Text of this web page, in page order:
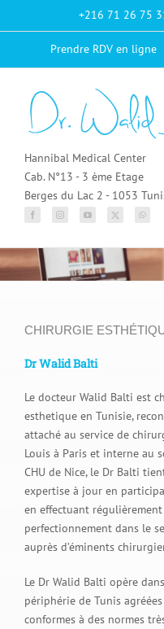
+216 71 26 75
Prendre RDV en ligne
Hannibal Medical Center
Cab. N°13 - 3 ème Etage
Berges du Lac 2 - 1053
CHIRURGIE
Dr Walid Balti
Le docteur Walid Balti est
esthetique en Tunisie,
attaché au service de
Louis à Paris et interne au
CHU de Nice, le Dr Balti
expertise à jour en
en effectuant
perfectionnement dans le
auprès d’éminents
Le Dr Walid Balti opère
périphérie de Tunis
conformes à des normes